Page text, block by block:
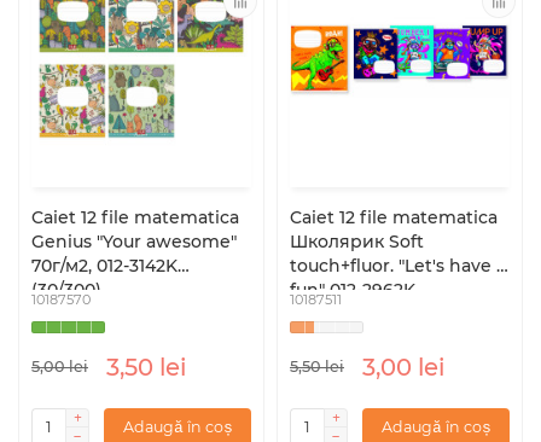
Caiet 12 file matematica
Genius "Your awesome"
70г/м2, 012-3142K
(30/300)
10187570
5,00 lei 3,50 lei
Adaugă în coș
Caiet 12 file matematica
Школярик Soft
touch+fluor. "Let's have a
fun" 012-2962K
10187511
5,50 lei 3,00 lei
Adaugă în coș